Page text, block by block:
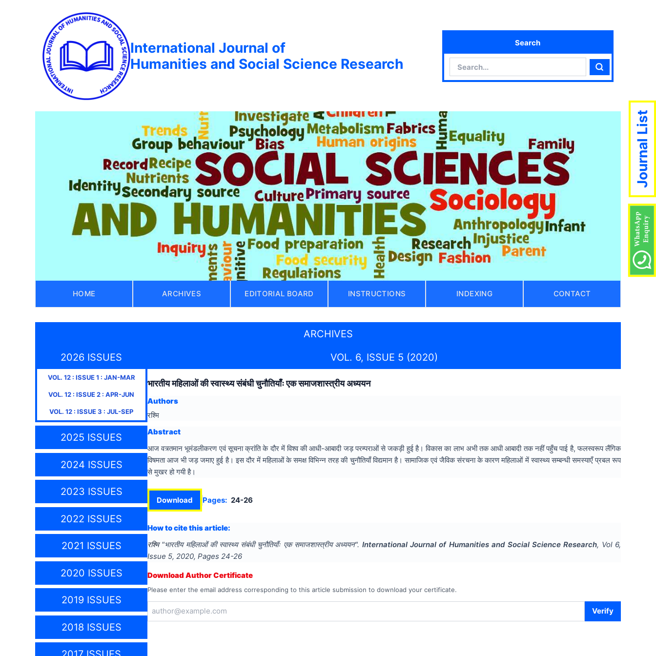
International Journal of
Humanities and Social Science Research
Search
Search
HOME ARCHIVES EDITORIAL BOARD INSTRUCTIONS INDEXING CONTACT
ARCHIVES
2026 ISSUES
VOL. 12: ISSUE1 : JAN-MAR
VOL. 12 : ISSUE2 : APR-JUN
VOL. 12 : ISSUE3 : JUL-SEP
2025 ISSUES
2024 ISSUES
2023 ISSUES
2022 ISSUES
2021 ISSUES
2020 ISSUES
2019 ISSUES
2018 ISSUES
VOL. 6, ISSUE 5 (2020)
भारतीय महिलाओं की स्वास्थ्य संबंधी चुनौतियाँः एक समाजशास्त्रीय अध्ययन
Authors
रश्मि
Abstract
आज वत्र्तमान भूमंडलीकरण एवं सूचना क्रांति के दौर में विश्व की आधी-आबादी जड़ परम्पराओं से जकड़ी हुई है। विकास का लाभ अभी तक आधी आबादी तक नहीं पहुँच पाई है, फलस्वरूप लैंगिक
विषमता आज भी जड़ जमाए हुई है। इस दौर में महिलाओं के समक्ष विभिन्न तरह की चुनौतियाँ विद्यमान है। सामाजिक एवं जैविक संरचना के कारण महिलाओं में स्वास्थ्य सम्बन्धी समस्याएँ प्रबल रूप
से मुखर हो गयी है।
Download Pages: 24-26
How to cite this article:
रश्मि "भारतीय महिलाओं की स्वास्थ्य संबंधी चुनौतियाँः एक समाजशास्त्रीय अध्ययन". International Journal of Humanities and Social Science Research, Vol 6,
Issue 5, 2020, Pages 24-26
Download Author Certificate
Please enter the email address corresponding to this article submission to download your certificate.
Verify
Journal List